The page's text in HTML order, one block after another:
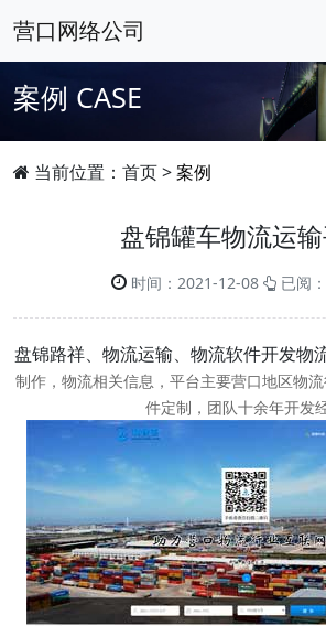
营口网络公司
案例 CASE
当前位置： 首页>案例
盘锦罐车物流运
时间：2021-12-08 已阅
盘锦路祥、物流运输、物流软件开发物
制作，物流相关信息，平台主要营口地区物
件定制，团队十余年开发